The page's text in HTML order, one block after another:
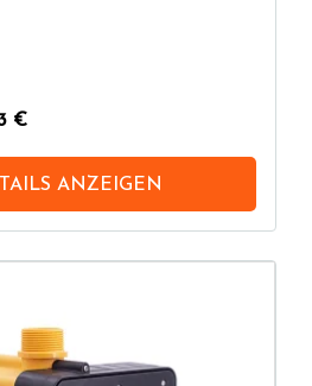
€
ANZEIGEN